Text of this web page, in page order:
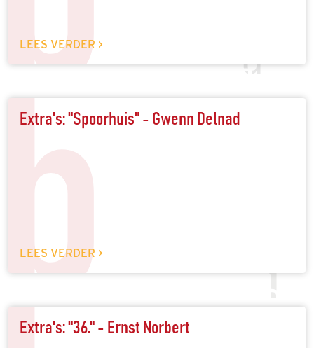
LEES VERDER >
Extra's: "Spoorhuis" - Gwenn Delnad
LEES VERDER >
Extra's: "36." - Ernst Norbert